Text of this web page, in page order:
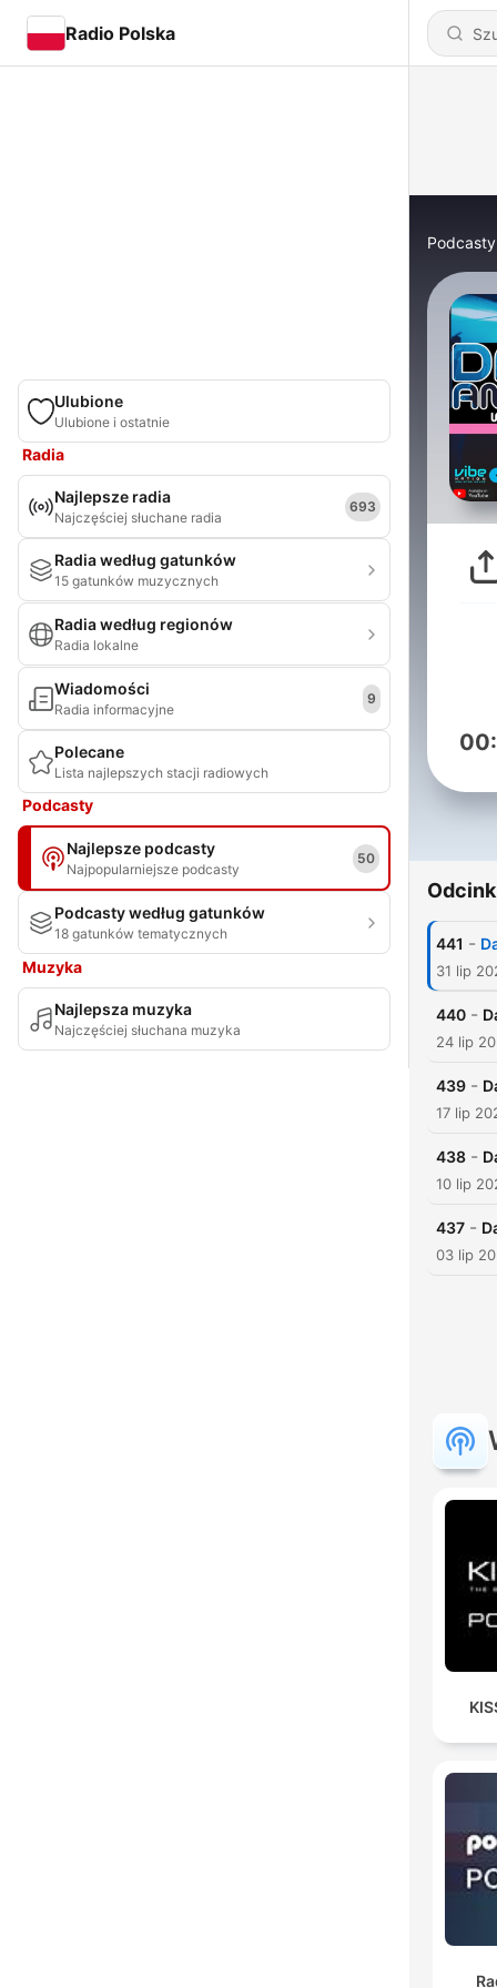
Radio Polska
Ulubione
Ulubione i ostatnie
Radia
Najlepsze radia
Najczęściej słuchane radia
693
Radia według gatunków
15 gatunków muzycznych
Radia według regionów
Radia lokalne
Wiadomości
Radia informacyjne
9
Polecane
Lista najlepszych stacji radiowych
Podcasty
Najlepsze podcasty
Najpopularniejsze podcasty
50
Podcasty według gatunków
18 gatunków tematycznych
Muzyka
Najlepsza muzyka
Najczęściej słuchana muzyka
Podcasty
441 -
31 lip
440 -
24 lip
439 -
17 lip
438 -
10 lip
437 -
03 lip